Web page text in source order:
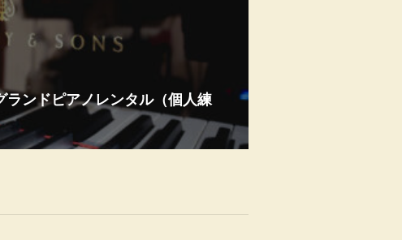
ンドピアノレンタル（個人練